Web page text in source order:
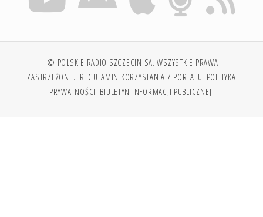
© POLSKIE RADIO SZCZECIN SA. WSZYSTKIE PRAWA
ZASTRZEŻONE. REGULAMIN KORZYSTANIA Z PORTALU POLITYKA
PRYWATNOŚCI BIULETYN INFORMACJI PUBLICZNEJ